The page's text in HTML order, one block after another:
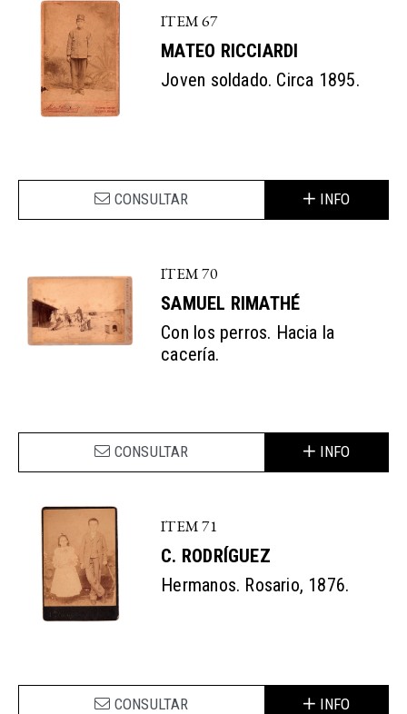
ITEM 67
MATEO RICCIARDI
Joven soldado. Circa 1895.
CONSULTAR INFO
ITEM 70
SAMUEL RIMATHÉ
Con los perros. Hacia la
cacería.
CONSULTAR INFO
ITEM 71
C. RODRÍGUEZ
Hermanos. Rosario, 1876.
CONSULTAR INFO